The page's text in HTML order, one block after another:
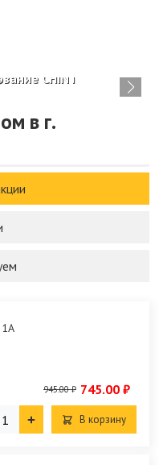
CHINT
в г.
945.00 ₽ 745.00 ₽
В корзину